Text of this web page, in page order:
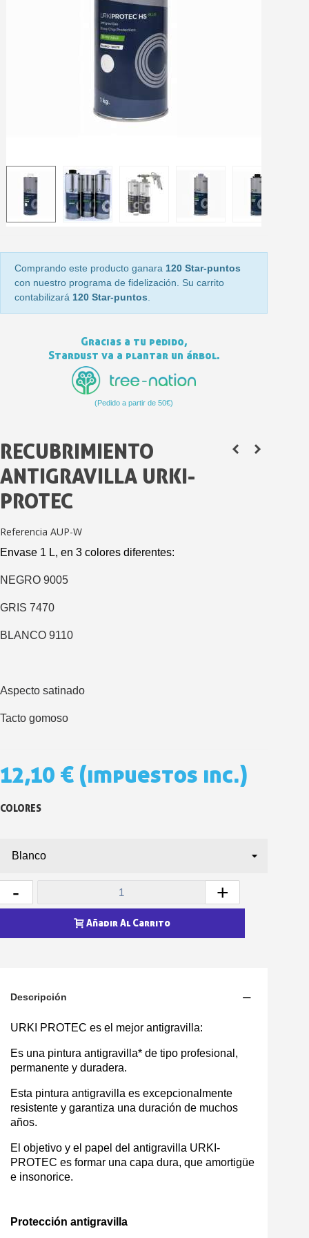
Devuelve los
5 € de descuento
Suscríbete al
Gana puntos de
Suscríbete al
Comprando este producto ganara 120 Star-puntos
con nuestro programa de fidelización. Su carrito
contabilizará 120 Star-puntos
Gracias a tu pedido,
Stardust va a plantar un árbol.
(Pedido a partir de 50€)
RECUBRIMIENTO
ANTIGRAVILLA URKI-
PROTEC
Referencia AUP-W
Envase 1 L, en 3 colores diferentes:
NEGRO 9005
GRIS 7470
BLANCO 9110
Aspecto satinado
Tacto gomoso
12,10 € (impuestos inc.)
COLORES
- +
Añadir Al Carrito
Descripción
URKI PROTEC es el mejor antigravilla:
Es una pintura antigravilla* de tipo profesional,
permanente y duradera.
Esta pintura antigravilla es excepcionalmente
resistente y garantiza una duración de muchos
años.
El objetivo y el papel del antigravilla URKI-
PROTEC es formar una capa dura, que amortigüe
e insonorice.
Protección antigravilla